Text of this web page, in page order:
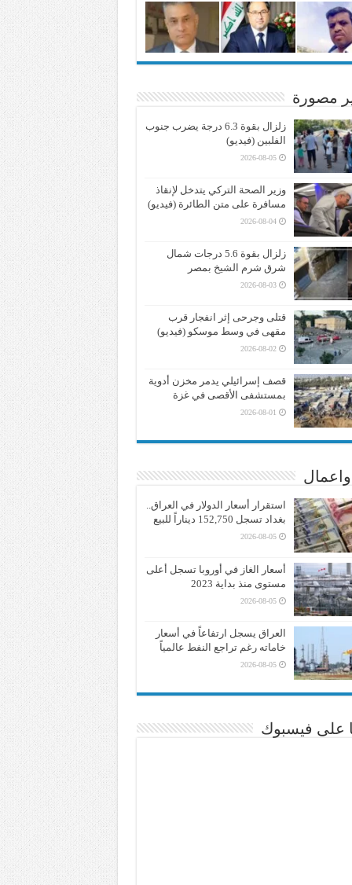
مصورة
زلزال بقوة 6.3 درجة يضرب جنوب
الفلبين (فيديو)
2026-08-05
وزير الصحة التركي يتدخل لإنقاذ
مسافرة على متن الطائرة (فيديو)
2026-08-04
زلزال بقوة 5.6 درجات شمال
شرق شرم الشيخ بمصر
2026-08-03
قتلى وجرحى إثر انفجار قرب
مقهى في وسط موسكو (فيديو)
2026-08-02
قصف إسرائيلي يدمر مخزن أدوية
بمستشفى الأقصى في غزة
2026-08-01
استقرار أسعار الدولار في العراق..
بغداد تسجل 152,750 ديناراً للبيع
2026-08-05
أسعار الغاز في أوروبا تسجل أعلى
مستوى منذ بداية 2023
2026-08-05
العراق يسجل ارتفاعاً في أسعار
خاماته رغم تراجع النفط عالمياً
2026-08-05
على فيسبوك